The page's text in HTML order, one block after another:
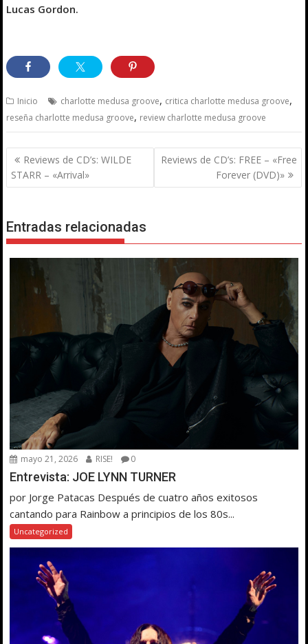
Lucas Gordon.
Inicio charlotte medusa groove, critica charlotte medusa groove,
reseña charlotte medusa groove, review charlotte medusa groove
Navegación
de
entradas
Reviews de CD’s: WILDE
STARR – «Arrival»
Reviews de CD’s: FREE – «Free
Forever (DVD)»
Entradas relacionadas
mayo 21, 2026 RISE! 0
Entrevista: JOE LYNN TURNER
por Jorge Patacas Después de cuatro años exitosos
cantando para Rainbow a principios de los 80s...
Uncategorized